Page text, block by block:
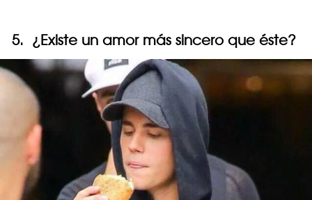
5. ¿Existe un amor más sincero que éste?